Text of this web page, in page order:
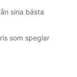
sina bästa
som speglar